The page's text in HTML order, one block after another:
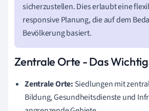
sicherzustellen. Dies erlaubt eine
responsive Planung, die auf dem
Bevölkerung basiert.
Zentrale Orte - Das
Zentrale Orte: Siedlungen mit
Bildung, Gesundheitsdienste und